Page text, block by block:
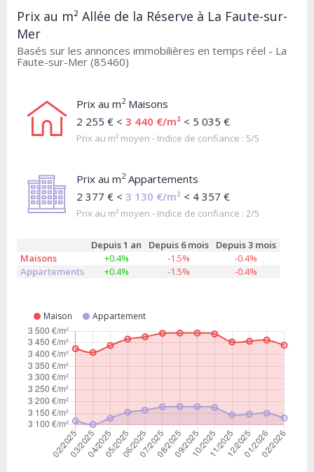
Prix au m² Allée de la Réserve à La Faute-sur-
Mer
Basés sur les annonces immobilières en temps réel - La
Faute-sur-Mer (85460)
Prix au m2Maisons
2 255 € < 3 440 €/m² < 5 035 €
Prix au m² moyen - Indice de confiance : 5/5
Prix au m2Appartements
2 377 € < 3 130 €/m² < 4 357 €
Prix au m² moyen - Indice de confiance : 2/5
Depuis 1 an Depuis 6 mois
Depuis 3 mois
Maisons
+0.4% -1.5%
-0.4%
Appartements
+0.4% -1.5% -0.4%
Maison Appartement